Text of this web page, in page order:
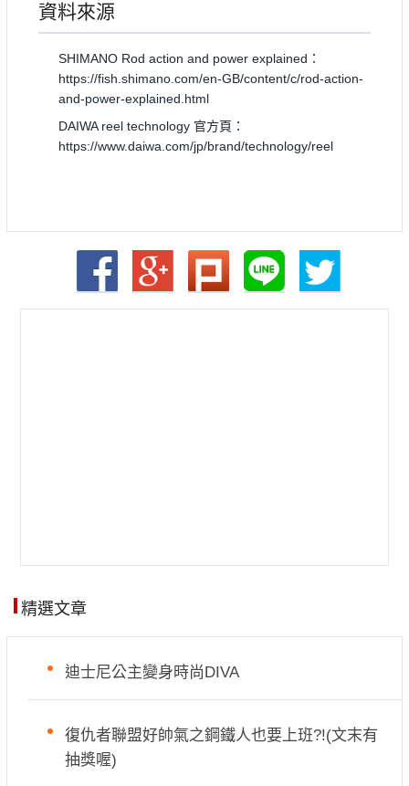
資料來源
SHIMANO Rod action and power explained：
https://fish.shimano.com/en-GB/content/c/rod-action-
and-power-explained.html
DAIWA reel technology 官方頁：
https://www.daiwa.com/jp/brand/technology/reel
精選文章
迪士尼公主變身時尚DIVA
復仇者聯盟好帥氣之鋼鐵人也要上班?!(文末有
抽獎喔)